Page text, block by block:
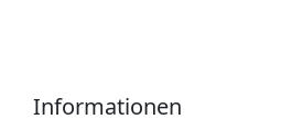
Informationen